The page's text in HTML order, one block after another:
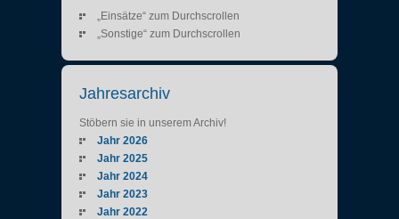
„Einsätze“ zum Durchscrollen
„Sonstige“ zum Durchscrollen
Jahresarchiv
Stöbern sie in unserem Archiv!
Jahr 2026
Jahr 2025
Jahr 2024
Jahr 2023
Jahr 2022